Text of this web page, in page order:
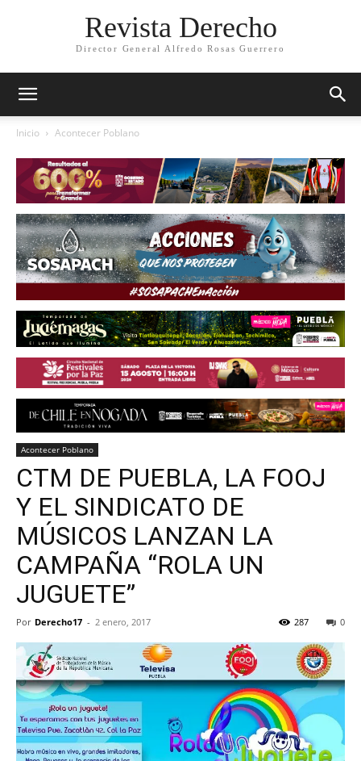
Revista Derecho
Director General Alfredo Rosas Guerrero
Inicio Acontecer Poblano
Acontecer Poblano
CTM DE PUEBLA, LA FOOJ
Y EL SINDICATO DE
MÚSICOS LANZAN LA
CAMPAÑA “ROLA UN
JUGUETE”
Por Derecho17 - 2 enero, 2017 0
287